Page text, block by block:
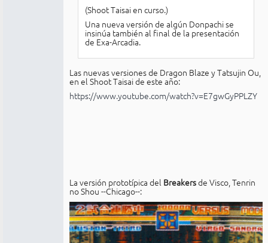
(Shoot Taisai en curso.)
Una nueva versión de algún Donpachi se
insinúa también al final de la presentación
de Exa-Arcadia.
Las nuevas versiones de Dragon Blaze y Tatsujin Ou,
en el Shoot Taisai de este año:
https://www.youtube.com/watch?v=E7gwGyPPLZY
La versión prototípica del Breakersde Visco, Tenrin
no Shou --Chicago--: